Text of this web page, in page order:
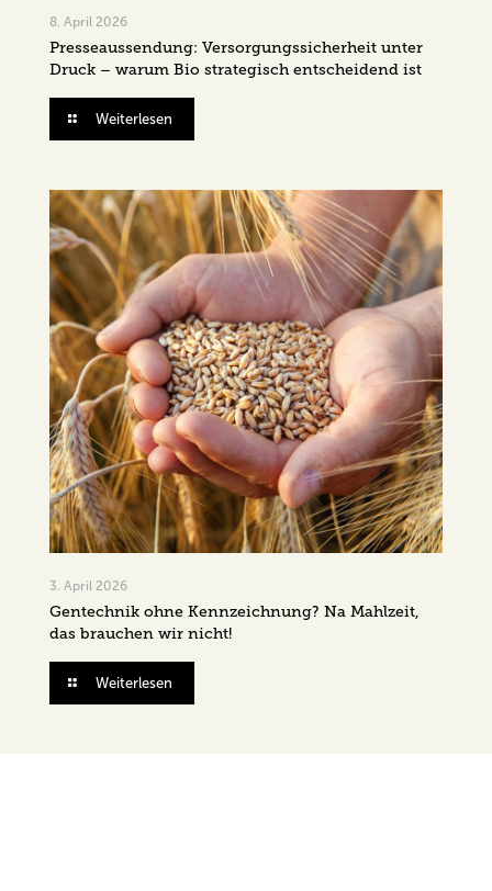
8. April 2026
Presseaussendung: Versorgungssicherheit unter
Druck – warum Bio strategisch entscheidend ist
Weiterlesen
3. April 2026
Gentechnik ohne Kennzeichnung? Na Mahlzeit,
das brauchen wir nicht!
Weiterlesen